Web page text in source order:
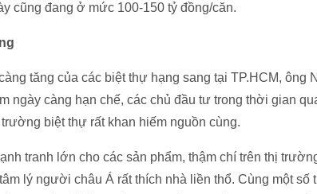
cũng đang ở mức 100-150 tỷ đồng/căn.
tăng của các biệt thự hạng sang tại TP.HCM, ông
ngày càng hạn chế, các chủ đầu tư trong thời gian
biệt thự rất khan hiếm nguồn cùng.
tranh lớn cho các sản phẩm, thậm chí trên thị
lý người châu Á rất thích nhà liền thổ. Cùng một số